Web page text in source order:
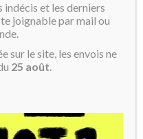
et les derniers
joignable par mail ou
sur le site, les envois ne
25 août.